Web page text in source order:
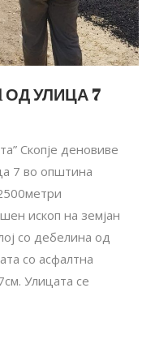
ОД УЛИЦА 7
Скопје деновиве
7 во општина
ископ на земјан
со дебелина од
со асфалтна
Улицата се